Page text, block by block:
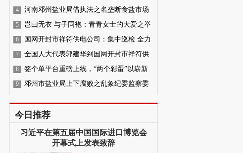
境，是谁在为该企业“保驾护航”？
4
河南邓州盐业局借执法之名垄断食盐市场
谁来监管？
5 岂曰无衣 与子同袍：青青女士的大爱之举
6
国网开封市祥符供电公司：集中巡检 全力
护航线路可靠运行
7
全国人大代表郭建华到国网开封市祥符供
电公司交流学习党的二十大精神体会
8
签个单平台重磅上线，“两个彩蛋”以崭新
活力赋能百业
9
邓州市盐业局上下腐败之乱象纪委监察委
今日推荐
习近平在第五届中国国际进口博览会
开幕式上发表致辞